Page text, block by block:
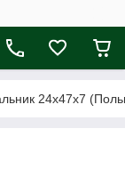
24х47х7